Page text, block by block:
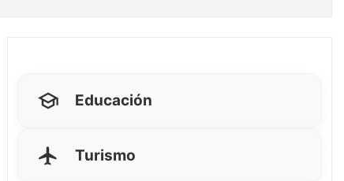
Educación
Turismo